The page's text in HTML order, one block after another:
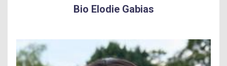
Bio Elodie Gabias